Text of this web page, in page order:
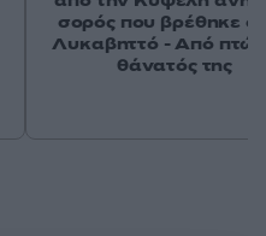
σορός που βρέθηκε
Λυκαβηττό - Από
θάνατός της